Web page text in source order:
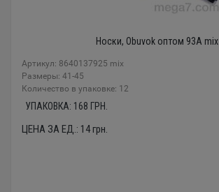
Носки, Obuvok оптом 93A mix
Артикул: 8640137925 mix
Размеры: 41-45
Количество в упаковке: 12
УПАКОВКА: 168 ГРН.
ЦЕНА ЗА ЕД.: 14грн.